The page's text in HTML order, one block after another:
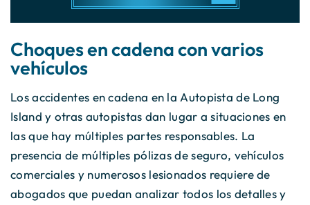
Choques en cadena con varios
vehículos
Los accidentes en cadena en la Autopista de Long
Island y otras autopistas dan lugar a situaciones en
las que hay múltiples partes responsables. La
presencia de múltiples pólizas de seguro, vehículos
comerciales y numerosos lesionados requiere de
abogados que puedan analizar todos los detalles y